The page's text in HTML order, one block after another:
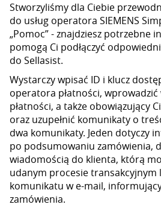
Stworzyliśmy dla Ciebie
do usług operatora SIEMENS
„Pomoc” - znajdziesz potrzebne
pomogą Ci podłączyć
do Sellasist.
Wystarczy wpisać ID i klucz
operatora płatności,
płatności, a także obowiązujący
oraz uzupełnić komunikaty o
dwa komunikaty. Jeden dotyczy
po podsumowaniu zamówienia,
wiadomością do klienta, którą
udanym procesie transakcyjnym
komunikatu w e-mail,
zamówienia.